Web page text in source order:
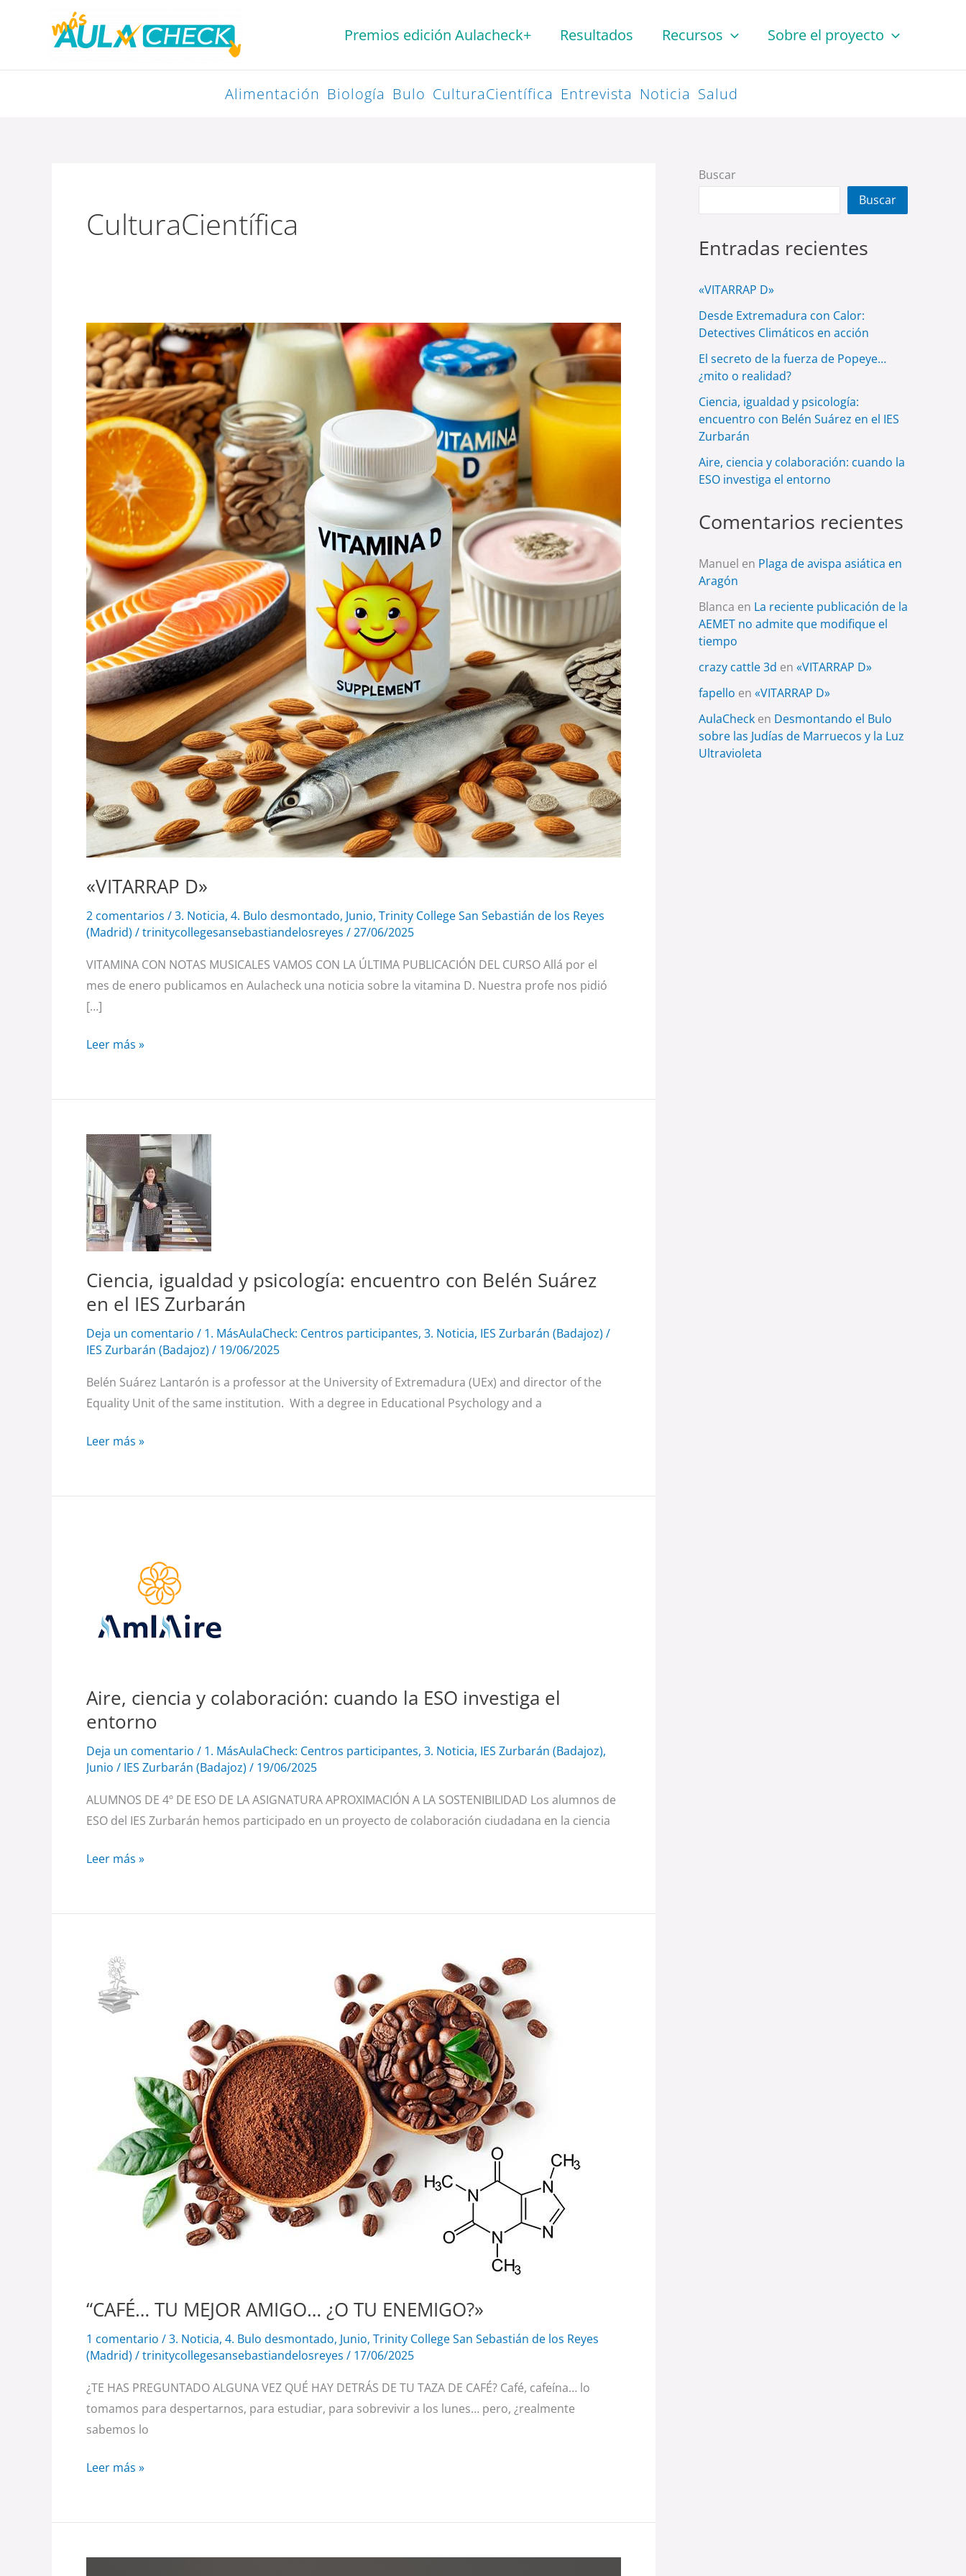
contenido
Premios edición Aulacheck+ Resultados Recursos Sobre el proyecto
Alimentación Biología Bulo CulturaCientífica Entrevista Noticia Salud
CulturaCientífica
«VITARRAP D»
2 comentarios /3. Noticia, 4. Bulo desmontado, Junio, Trinity College San Sebastián de los Reyes
(Madrid) /trinitycollegesansebastiandelosreyes /27/06/2025
VITAMINA CON NOTAS MUSICALES VAMOS CON LA ÚLTIMA PUBLICACIÓN DEL CURSO Allá por el
mes de enero publicamos en Aulacheck una noticia sobre la vitamina D. Nuestra profe nos pidió
[…]
«VITARRAP
D»
Leer más »
Ciencia, igualdad y psicología: encuentro con Belén Suárez
en el IES Zurbarán
Deja un comentario / 1. MásAulaCheck: Centros participantes, 3. Noticia, IES Zurbarán (Badajoz) /
IES Zurbarán (Badajoz) / 19/06/2025
Belén Suárez Lantarón is a professor at the University of Extremadura (UEx) and director of the
Equality Unit of the same institution. With a degree in Educational Psychology and a
Ciencia,
igualdad
y
psicología:
encuentro
con
Suárez
en
el
IES
Leer más »
Aire, ciencia y colaboración: cuando la ESO investiga el
entorno
Deja un comentario / 1. MásAulaCheck: Centros participantes, 3. Noticia, IES Zurbarán (Badajoz),
Junio / IES Zurbarán (Badajoz) / 19/06/2025
ALUMNOS DE 4º DE ESO DE LA ASIGNATURA APROXIMACIÓN A LA SOSTENIBILIDAD Los alumnos de
ESO del IES Zurbarán hemos participado en un proyecto de colaboración ciudadana en la ciencia
colaboración:
cuando
el
entorno
Leer más »
“CAFÉ… TU MEJOR AMIGO… ¿O TU ENEMIGO?»
1 comentario /3. Noticia, 4. Bulo desmontado, Junio, Trinity College San Sebastián de los Reyes
(Madrid) /trinitycollegesansebastiandelosreyes / 17/06/2025
¿TE HAS PREGUNTADO ALGUNA VEZ QUÉ HAY DETRÁS DE TU TAZA DE CAFÉ? Café, cafeína… lo
tomamos para despertarnos, para estudiar, para sobrevivir a los lunes… pero, ¿realmente
sabemos lo
“CAFÉ…
MEJOR
ENEMIGO?»
Leer más »
Buscar
Buscar
Entradas recientes
«VITARRAP D»
Desde Extremadura con Calor:
Detectives Climáticos en acción
El secreto de la fuerza de Popeye…
¿mito o realidad?
Ciencia, igualdad y psicología:
encuentro con Belén Suárez en el IES
Zurbarán
Aire, ciencia y colaboración: cuando la
ESO investiga el entorno
Comentarios recientes
Manuel en Plaga de avispa asiática en
Aragón
Blanca en La reciente publicación de la
AEMET no admite que modifique el
tiempo
crazy cattle 3d en «VITARRAP D»
fapello en «VITARRAP D»
AulaCheck en Desmontando el Bulo
sobre las Judías de Marruecos y la Luz
Ultravioleta